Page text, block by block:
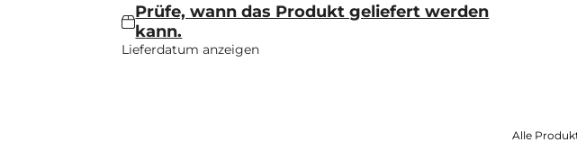
Prüfe, wann das Produkt geliefert werden
kann.
Lieferdatum anzeigen
Alle